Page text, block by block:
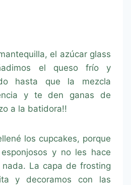
el azúcar glass
el queso frío y
hasta que la mezcla
y te den ganas de
a la batidora!!
los cupcakes, porque
y no les hace
La capa de frosting
y decoramos con las